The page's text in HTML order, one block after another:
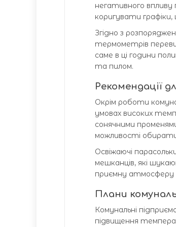
негативного впливу
коригувати
Згідно з
термометрів
саме в ці години
та пилом.
Рекомендації
Окрім роботи
умовах високих
сонячними
можливості обирати
Освіжаючі
мешканців, які
приємну атмосферу
Плани
Комунальні
підвищення